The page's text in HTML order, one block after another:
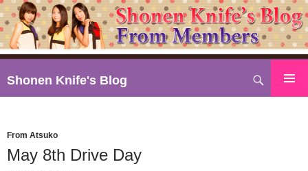
Shonen Knife's Blog
索
ン
ツ
From Atsuko
May 8th Drive Day